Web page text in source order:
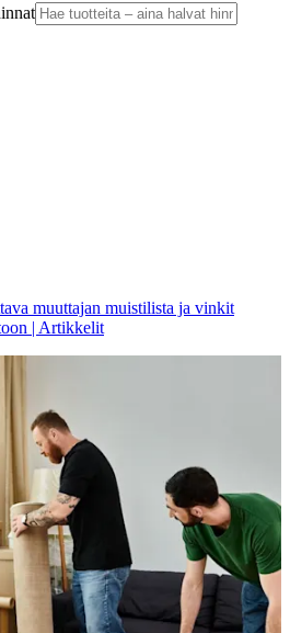
muuttajan muistilista ja vinkit
| Artikkelit